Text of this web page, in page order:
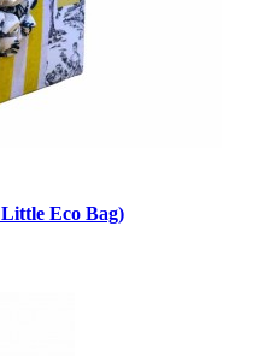
Eco Bag)